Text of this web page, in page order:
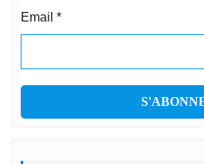
Email *